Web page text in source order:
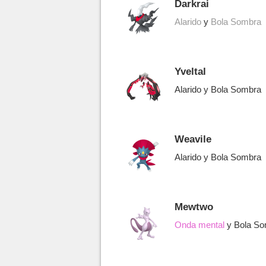
Darkrai
Alarido y Bola Sombra
Yveltal
Alarido y Bola Sombra
Weavile
Alarido y Bola Sombra
Mewtwo
Onda mental y Bola